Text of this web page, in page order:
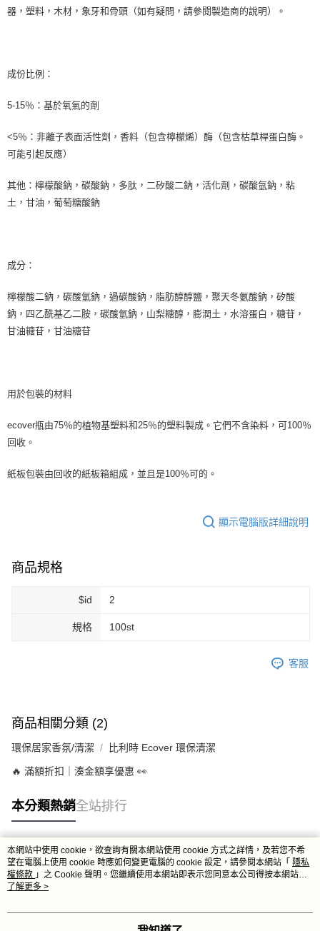
7-11純取貨 (先付款
每筆NT$100，滿NT$999(含以上)免運費
離島宅配（澎湖、金門、馬祖、小琉球）
付款後門市自取
器，塑料，木材，象牙和骨頭（如有疑問，請參閱製造商的說明）。
成份比例：
5-15％：基於氧氣的劑
<5％：非離子表面活性劑，香料（包含檸檬烯）酶（包含枯草桿蛋白酶。
可能引起反應）
其他：檸檬酸鈉，碳酸鈉，多肽，二矽酸二鈉，活化劑，碳酸氫鈉，粘
土，甘油，葡萄糖酸鈉
成分：
檸檬酸二鈉，碳酸氫鈉，過碳酸鈉，脂肪醇醇鹽，聚天冬氨酸鈉，矽酸
鈉，四乙酰基乙二胺，碳酸氫鈉，山梨糖醇，膨潤土，水溶蛋白，糖苷，
甘油糖苷，甘油糖苷
用於包裝的材料
ecover瓶由75％的植物基塑料和25％的塑料製成。它們不含染料，可100％
回收。
紙板包裝由回收的紙板箱組成，並且是100％可的。
顯示電腦版詳細說明
商品規格
$id 2
規格 100st
客服
商品相關分類 (2)
環保居家香氛/清潔 比利時 Ecover 環保清潔
🔥 滿額折扣｜湊金額享優惠 👀
本分類熱銷全站排行
熱門標籤
本網站中使用 cookie，欲查詢有關本網站使用 cookie 方式之詳情，及若您不希
望在電腦上使用 cookie 時應如何變更電腦的 cookie 設定，請參閱本網站「 隱私
權條款 」之 Cookie 聲明。您繼續使用本網站即表示您同意本公司得按本網站使
用條款之 Cookie 聲明使用 cookie。
了解更多 >